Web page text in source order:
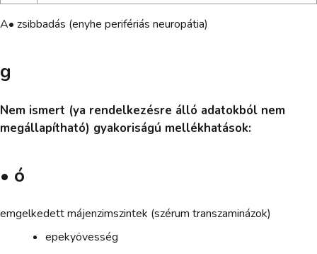
A• zsibbadás (enyhe perifériás neuropátia)
g
Nem ismert (ya rendelkezésre álló adatokból nem
megállapítható) gyakoriságú mellékhatások:
• ó
emgelkedett májenzimszintek (szérum transzaminázok)
epekyövesség